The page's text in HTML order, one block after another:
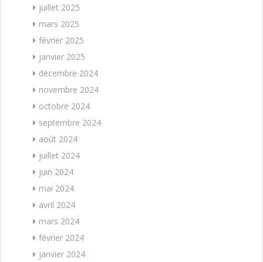
juillet 2025
mars 2025
février 2025
janvier 2025
décembre 2024
novembre 2024
octobre 2024
septembre 2024
août 2024
juillet 2024
juin 2024
mai 2024
avril 2024
mars 2024
février 2024
janvier 2024